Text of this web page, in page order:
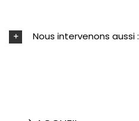
Nous intervenons aussi :